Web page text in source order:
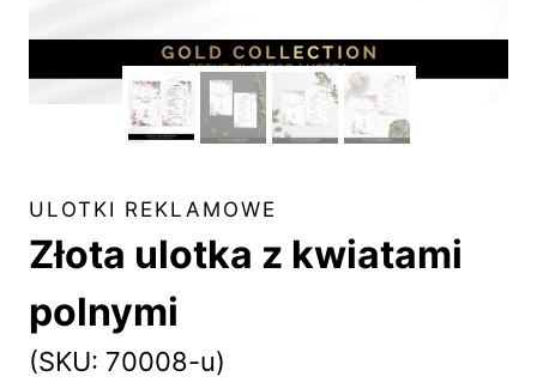
ULOTKI REKLAMOWE
Złota ulotka z kwiatami
polnymi
(SKU: 70008-u)